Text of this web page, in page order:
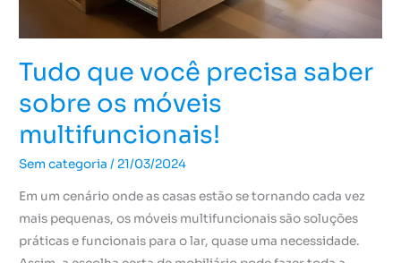
Tudo que você precisa saber
sobre os móveis
multifuncionais!
Sem categoria / 21/03/2024
Em um cenário onde as casas estão se tornando cada vez
mais pequenas, os móveis multifuncionais são soluções
práticas e funcionais para o lar, quase uma necessidade.
multifuncionais!